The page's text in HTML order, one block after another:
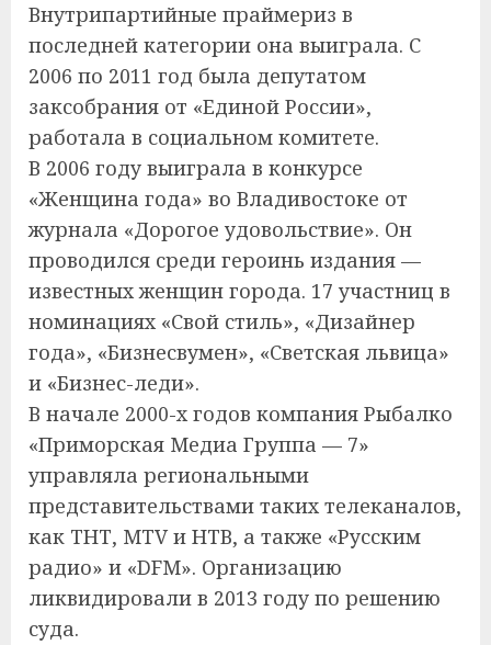
Внутрипартийные праймериз в
последней категории она выиграла. С
2006 по 2011 год была депутатом
заксобрания от «Единой России»,
работала в социальном комитете.
В 2006 году выиграла в конкурсе
«Женщина года» во Владивостоке от
журнала «Дорогое удовольствие». Он
проводился среди героинь издания —
известных женщин города. 17 участниц в
номинациях «Свой стиль», «Дизайнер
года», «Бизнесвумен», «Светская львица»
и «Бизнес-леди».
В начале 2000-х годов компания Рыбалко
«Приморская Медиа Группа — 7»
управляла региональными
представительствами таких телеканалов,
как ТНТ, MTV и НТВ, а также «Русским
радио» и «DFM». Организацию
ликвидировали в 2013 году по решению
суда.